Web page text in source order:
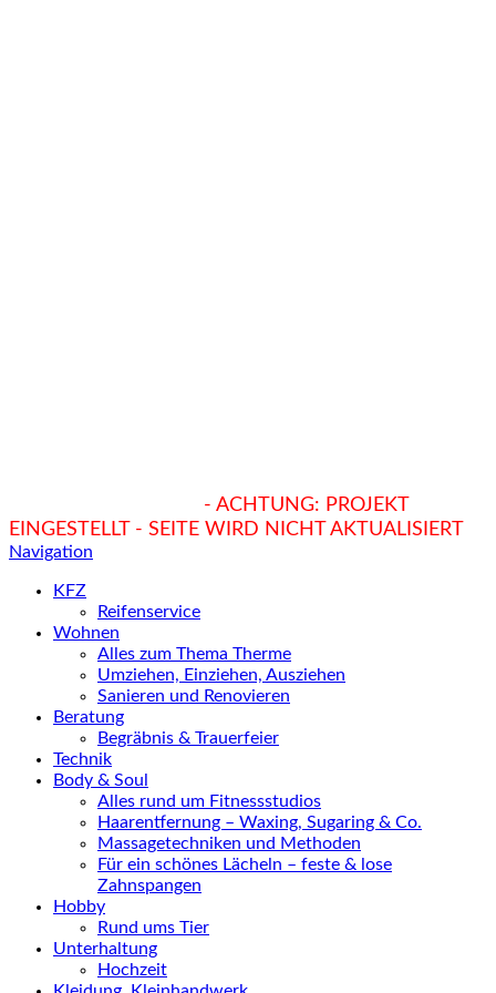
- ACHTUNG: PROJEKT
EINGESTELLT - SEITE WIRD NICHT AKTUALISIERT
Navigation
KFZ
Reifenservice
Wohnen
Alles zum Thema Therme
Umziehen, Einziehen, Ausziehen
Sanieren und Renovieren
Beratung
Begräbnis & Trauerfeier
Technik
Body & Soul
Alles rund um Fitnessstudios
Haarentfernung – Waxing, Sugaring & Co.
Massagetechniken und Methoden
Für ein schönes Lächeln – feste & lose
Zahnspangen
Hobby
Rund ums Tier
Unterhaltung
Hochzeit